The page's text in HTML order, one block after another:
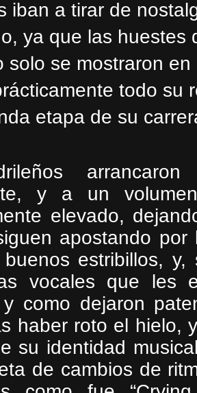
iban a tirar de
ya que las huestes
solo se mostraron
todo su
etapa de su
y a un
elevado,
apostando por
buenos estribillos,
vocales que les
como dejaron
haber roto el hielo,
su identidad
de cambios de